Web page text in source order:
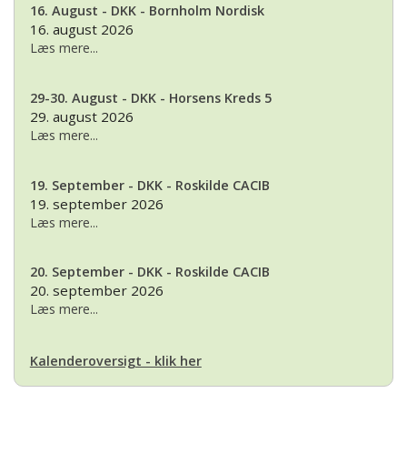
16. August - DKK - Bornholm Nordisk
16. august 2026
Læs mere...
29-30. August - DKK - Horsens Kreds 5
29. august 2026
Læs mere...
19. September - DKK - Roskilde CACIB
19. september 2026
Læs mere...
20. September - DKK - Roskilde CACIB
20. september 2026
Læs mere...
Kalenderoversigt - klik her